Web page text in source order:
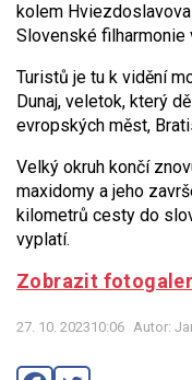
kolem
Slovenské
Turistů je tu k vidění
Dunaj, veletok, který
evropských měst,
Velký okruh končí
maxidomy a jeho
kilometrů cesty do
vyplatí.
Zobrazit
27. 10. 202310:06 Autor: